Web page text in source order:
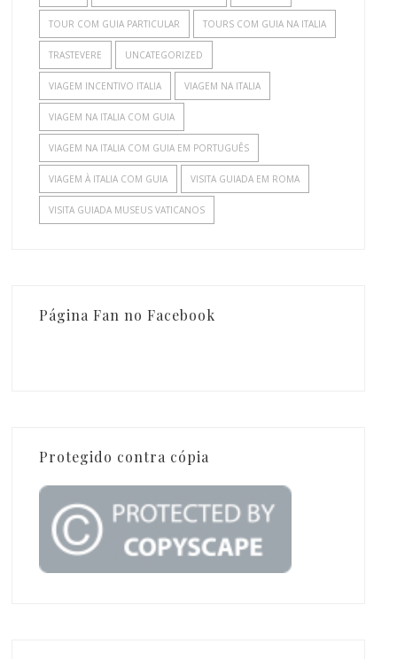
TOUR COM GUIA PARTICULAR TOURS COM GUIA NA ITALIA
TRASTEVERE UNCATEGORIZED
VIAGEM INCENTIVO ITALIA VIAGEM NA ITALIA
VIAGEM NA ITALIA COM GUIA
VIAGEM NA ITALIA COM GUIA EM PORTUGUÊS
VIAGEM À ITALIA COM GUIA VISITA GUIADA EM ROMA
VISITA GUIADA MUSEUS VATICANOS
Página Fan no Facebook
Protegido contra cópia